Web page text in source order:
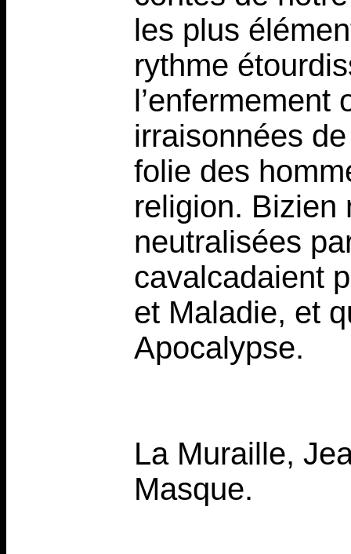
les plus
rythme
l’enfermement
irraisonnées
folie des
religion. Bizien
neutralisées
cavalcadaient
et Maladie, et
Apocalypse.
La Muraille,
Masque.